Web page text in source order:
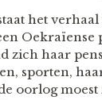
het verhaal
zich haar
sporten,
oorlog